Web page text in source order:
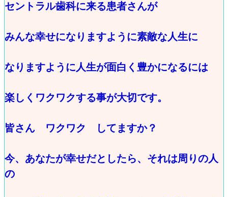
セントラル歯科に来る患者さんが
みんな幸せになりますように素敵な人生に
なりますように人生が面白く豊かになるには
楽しくワクワクする事が大切です。
皆さん ワクワク してますか？
今、あなたが幸せだとしたら、それは周りの人
の